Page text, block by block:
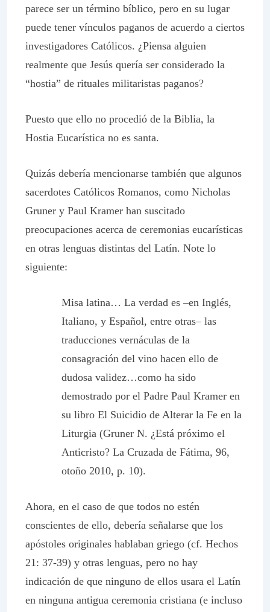
parece ser un término bíblico, pero en su lugar
puede tener vínculos paganos de acuerdo a ciertos
investigadores Católicos. ¿Piensa alguien
realmente que Jesús quería ser considerado la
“hostia” de rituales militaristas paganos?
Puesto que ello no procedió de la Biblia, la
Hostia Eucarística no es santa.
Quizás debería mencionarse también que algunos
sacerdotes Católicos Romanos, como Nicholas
Gruner y Paul Kramer han suscitado
preocupaciones acerca de ceremonias eucarísticas
en otras lenguas distintas del Latín. Note lo
siguiente:
Misa latina… La verdad es –en Inglés,
Italiano, y Español, entre otras– las
traducciones vernáculas de la
consagración del vino hacen ello de
dudosa validez…como ha sido
demostrado por el Padre Paul Kramer en
su libro El Suicidio de Alterar la Fe en la
Liturgia (Gruner N. ¿Está próximo el
Anticristo? La Cruzada de Fátima, 96,
otoño 2010, p. 10).
Ahora, en el caso de que todos no estén
conscientes de ello, debería señalarse que los
apóstoles originales hablaban griego (cf. Hechos
21: 37-39) y otras lenguas, pero no hay
indicación de que ninguno de ellos usara el Latín
en ninguna antigua ceremonia cristiana (e incluso